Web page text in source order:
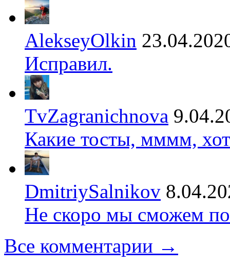
AlekseyOlkin
Исправил.
TvZagranichnova
Какие тосты, мммм,
DmitriySalnikov
Не скоро мы сможем
Все комментарии →